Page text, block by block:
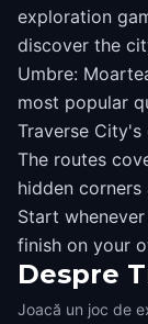
exploration
discover the
Umbre:
most popular
Traverse
The routes
hidden
Start
finish on your
Despre
Joacă un joc de